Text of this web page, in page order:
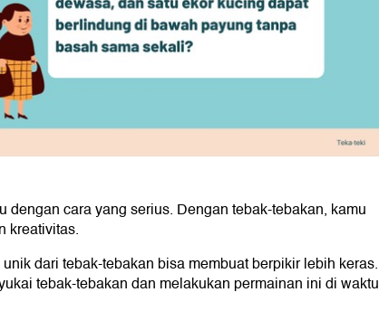
dengan cara yang serius. Dengan tebak-tebakan, kamu
kreativitas.
dari tebak-tebakan bisa membuat berpikir lebih keras.
tebak-tebakan dan melakukan permainan ini di waktu